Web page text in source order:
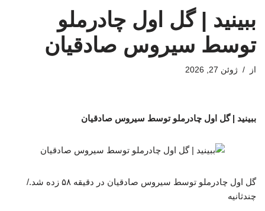
ببینید | گل اول چادرملو
توسط سیروس صادقیان
از ژوئن 27, 2026
ببینید | گل اول چادرملو توسط سیروس صادقیان
گل اول چادرملو توسط سیروس صادقیان در دقیقه ۵۸ زده شد./
چندثانیه